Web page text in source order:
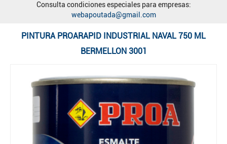
Consulta condiciones especiales para empresas:
webapoutada@gmail.com
PINTURA PROARAPID INDUSTRIAL NAVAL 750 ML
BERMELLON 3001